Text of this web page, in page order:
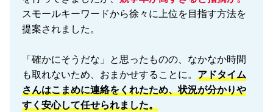
スモールキーワードから徐々に上位を目指す方法を
提案されました。
「確かにそうだな」と思ったものの、なかなか時間
も取れないため、おまかせすることに。 アドタイム
さんはこまめに連絡をくれたため、状況が分かりや
すく安心して任せられました。